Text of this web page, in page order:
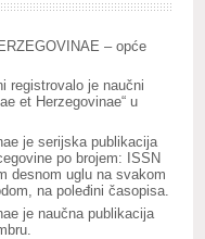
– opće
registrovalo je naučni
et Herzegovinae“ u
je serijska publikacija
po brojem: ISSN
desnom uglu na svakom
na poleđini časopisa.
je naučna publikacija